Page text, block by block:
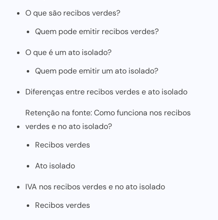
O que são recibos verdes?
Quem pode emitir recibos verdes?
O que é um ato isolado?
Quem pode emitir um ato isolado?
Diferenças entre recibos verdes e ato isolado
Retenção na fonte: Como funciona nos recibos
verdes e no ato isolado?
Recibos verdes
Ato isolado
IVA nos recibos verdes e no ato isolado
Recibos verdes